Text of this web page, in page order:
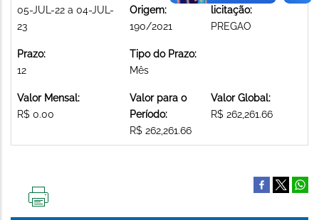
05-JUL-22 a 04-JUL-
23
Origem:
190/2021
licitação:
PREGAO
Prazo:
12
Tipo do Prazo:
Mês
Valor Mensal:
R$ 0.00
Valor para o
Período:
R$ 262,261.66
Valor Global:
R$ 262,261.66